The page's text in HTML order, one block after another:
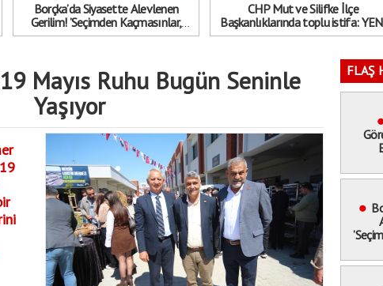
Borçka’da Siyasette Alevlenen
Gerilim! ’Seçimden Kaçmasınlar,
Sokağa Çıksınlar Görelim Onları’
CHP Mut ve Silifke İlçe
Başkanlıklarında toplu istifa:
Parti’ye katılma kararı aldılar
Mayıs Ruhu Bugün Seninle
Yaşıyor
FLAŞ